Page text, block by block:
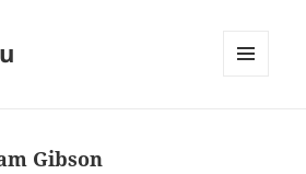
Gibson